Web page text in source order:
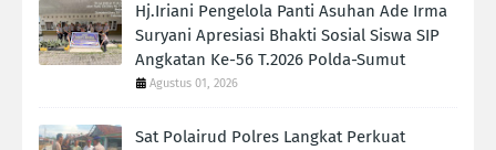
Hj.Iriani Pengelola Panti Asuhan Ade Irma
Suryani Apresiasi Bhakti Sosial Siswa SIP
Angkatan Ke-56 T.2026 Polda-Sumut
Agustus 01, 2026
Sat Polairud Polres Langkat Perkuat